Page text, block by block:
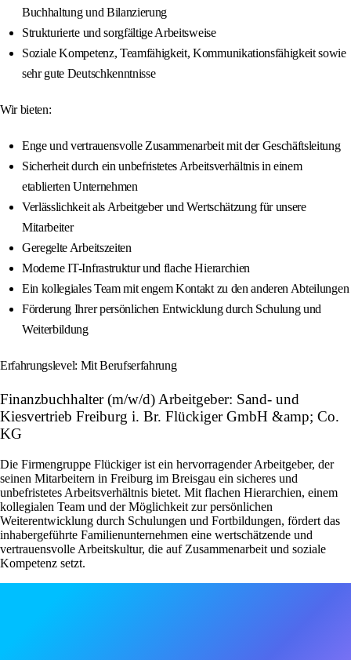
Buchhaltung und Bilanzierung
Strukturierte und sorgfältige Arbeitsweise
Soziale Kompetenz, Teamfähigkeit, Kommunikationsfähigkeit sowie
sehr gute Deutschkenntnisse
Wir bieten:
Enge und vertrauensvolle Zusammenarbeit mit der Geschäftsleitung
Sicherheit durch ein unbefristetes Arbeitsverhältnis in einem
etablierten Unternehmen
Verlässlichkeit als Arbeitgeber und Wertschätzung für unsere
Mitarbeiter
Geregelte Arbeitszeiten
Moderne IT-Infrastruktur und flache Hierarchien
Ein kollegiales Team mit engem Kontakt zu den anderen Abteilungen
Förderung Ihrer persönlichen Entwicklung durch Schulung und
Weiterbildung
Erfahrungslevel: Mit Berufserfahrung
Finanzbuchhalter (m/w/d) Arbeitgeber: Sand- und
Kiesvertrieb Freiburg i. Br. Flückiger GmbH &amp; Co.
KG
Die Firmengruppe Flückiger ist ein hervorragender Arbeitgeber, der
seinen Mitarbeitern in Freiburg im Breisgau ein sicheres und
unbefristetes Arbeitsverhältnis bietet. Mit flachen Hierarchien, einem
kollegialen Team und der Möglichkeit zur persönlichen
Weiterentwicklung durch Schulungen und Fortbildungen, fördert das
inhabergeführte Familienunternehmen eine wertschätzende und
vertrauensvolle Arbeitskultur, die auf Zusammenarbeit und soziale
Kompetenz setzt.